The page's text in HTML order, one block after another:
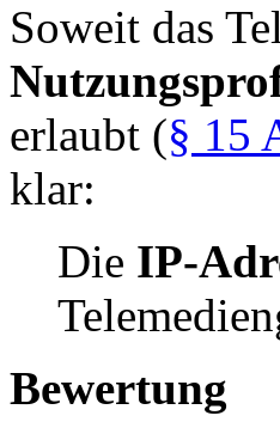
Soweit das
erlaubt (§ 15
klar:
Die IP-
Bewertung